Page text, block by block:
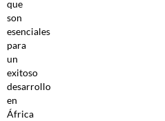
que
son
esenciales
para
un
exitoso
desarrollo
en
África